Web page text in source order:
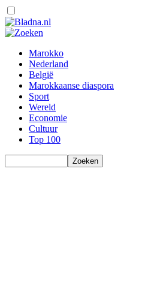
Marokko
Nederland
België
Marokkaanse diaspora
Sport
Wereld
Economie
Cultuur
Top 100